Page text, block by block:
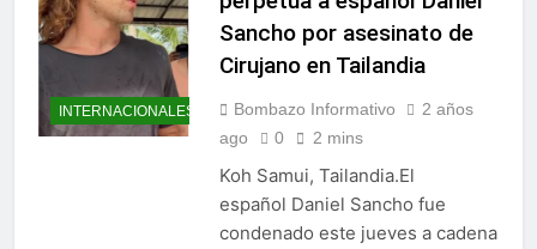
INTERNACIONALES
Sancho por asesinato de
Cirujano en Tailandia
Bombazo Informativo
2 años
ago
0 2 mins
Koh Samui, Tailandia.El
español Daniel Sancho fue
condenado este jueves a cadena